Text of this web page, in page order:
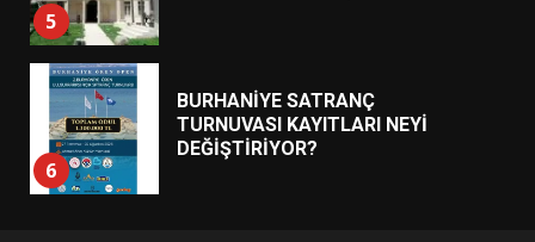
6
7
BURHANİYE BELEDİYESPOR’DA
YENİ YÖNETİM NASIL
ŞEKİLLENDİ?